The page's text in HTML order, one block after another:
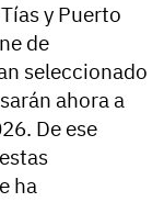
y Puerto
de
seleccionado
ahora a
De ese
ha